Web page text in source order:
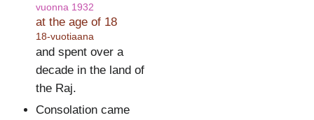
vuonna 1932
at the age of 18
18-vuotiaana
and spent over a
decade in the land of
the Raj.
Consolation came